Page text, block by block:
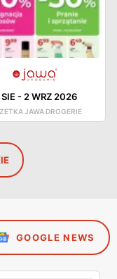
- 2 WRZ 2026
JAWA DROGERIE
GOOGLE NEWS